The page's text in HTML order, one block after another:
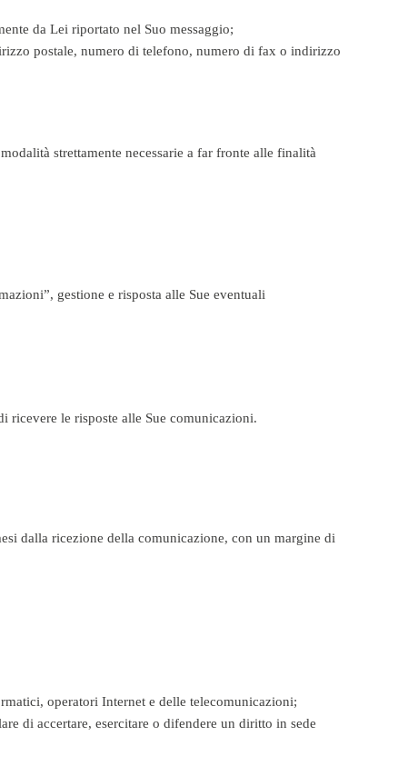
da Lei riportato nel Suo messaggio;
postale, numero di telefono, numero di fax o indirizzo
strettamente necessarie a far fronte alle finalità
gestione e risposta alle Sue eventuali
le risposte alle Sue comunicazioni.
dalla ricezione della comunicazione, con un margine di
operatori Internet e delle telecomunicazioni;
di accertare, esercitare o difendere un diritto in sede